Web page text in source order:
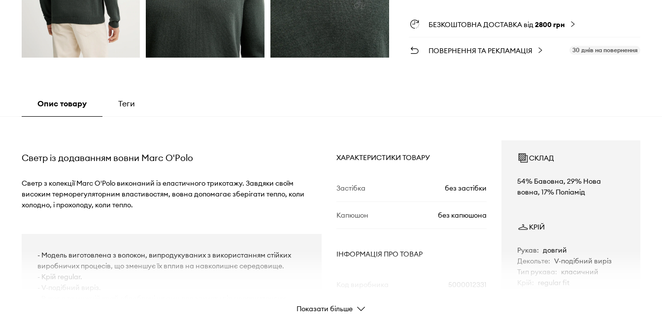
БЕЗКОШТОВНА ДОСТАВКА від2800 грн
ПОВЕРНЕННЯ ТА РЕКЛАМАЦІЯ 30 днів на повернення
Опис товару Теги
Светр із додаванням вовни Marc O'Polo
Светр з колекції Marc O'Polo виконаний із еластичного трикотажу. Завдяки своїм
високим терморегуляторним властивостям, вовна допомагає зберігати тепло, коли
холодно, і прохолоду, коли тепло.
- Модель виготовлена ​​з волокон, випродукуваних з використанням стійких
виробничих процесів, що зменшує їх вплив на навколишнє середовище.
- Крій regular.
- V-подібний виріз.
ХАРАКТЕРИСТИКИ ТОВАРУ
Застібка без застібки
Капюшон без капюшона
ІНФОРМАЦІЯ ПРО ТОВАР
5000012331
Колір виробника
СКЛАД
54% Бавовна, 29% Нова
вовна, 17% Поліамід
КРІЙ
Рукав: довгий
Декольте: V-подібний виріз
Тип рукава: класичний
Крій
regular fit
Показати більше